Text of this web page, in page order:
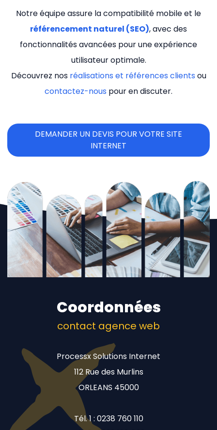
Notre équipe assure la compatibilité mobile et le
référencement naturel (SEO), avec des
fonctionnalités avancées pour une expérience
utilisateur optimale.
Découvrez nos réalisations et références clients ou
contactez-nous pour en discuter.
DEMANDER UN DEVIS POUR VOTRE SITE
INTERNET
Coordonnées
contact agence web
Processx Solutions Internet
112 Rue des Murlins
ORLEANS 45000
Tél. 1 : 0238 760 110